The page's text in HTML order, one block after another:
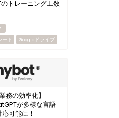
トレーニング工数
ート
Googleドライブ
務の効率化】
が多様な言語
可能に！